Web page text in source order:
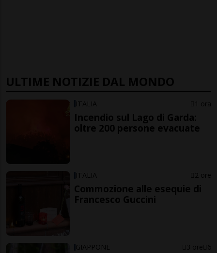
ULTIME NOTIZIE DAL MONDO
ITALIA 1 ora
Incendio sul Lago di Garda:
oltre 200 persone evacuate
ITALIA 2 ore
Commozione alle esequie di
Francesco Guccini
GIAPPONE 3 ore 6